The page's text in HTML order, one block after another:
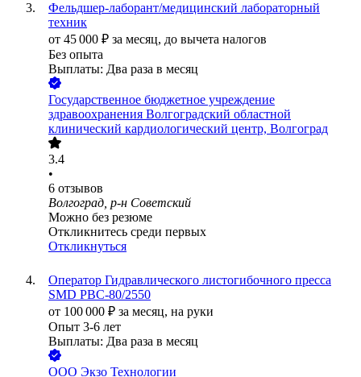
Фельдшер-лаборант/медицинский лабораторный
техник
от 45 000 ₽ за месяц, до вычета налогов
Без опыта
Выплаты: Два раза в месяц
Государственное бюджетное учреждение
здравоохранения Волгоградский областной
клинический кардиологический центр, Волгоград
3.4
•
6 отзывов
Волгоград, р-н Советский
Можно без резюме
Откликнитесь среди первых
Откликнуться
Оператор Гидравлического листогибочного пресса
SMD PBC-80/2550
от 100 000 ₽ за месяц, на руки
Опыт 3-6 лет
Выплаты: Два раза в месяц
ООО Экзо Технологии